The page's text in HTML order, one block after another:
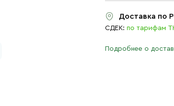
Доставка по
СДЕК: по тарифам
Подробнее о